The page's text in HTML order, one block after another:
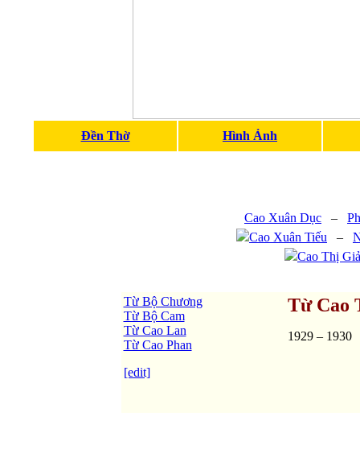
Đền Thờ Hình Ảnh
Cao Xuân Dục –
Cao Xuân Tiếu –
Cao Thị
Từ Bộ Chương
Từ Bộ Cam
Từ Cao Lan
Từ Cao Phan
[edit]
Từ Cao
1929 – 1930